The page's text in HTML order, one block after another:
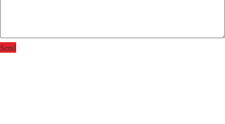
Send